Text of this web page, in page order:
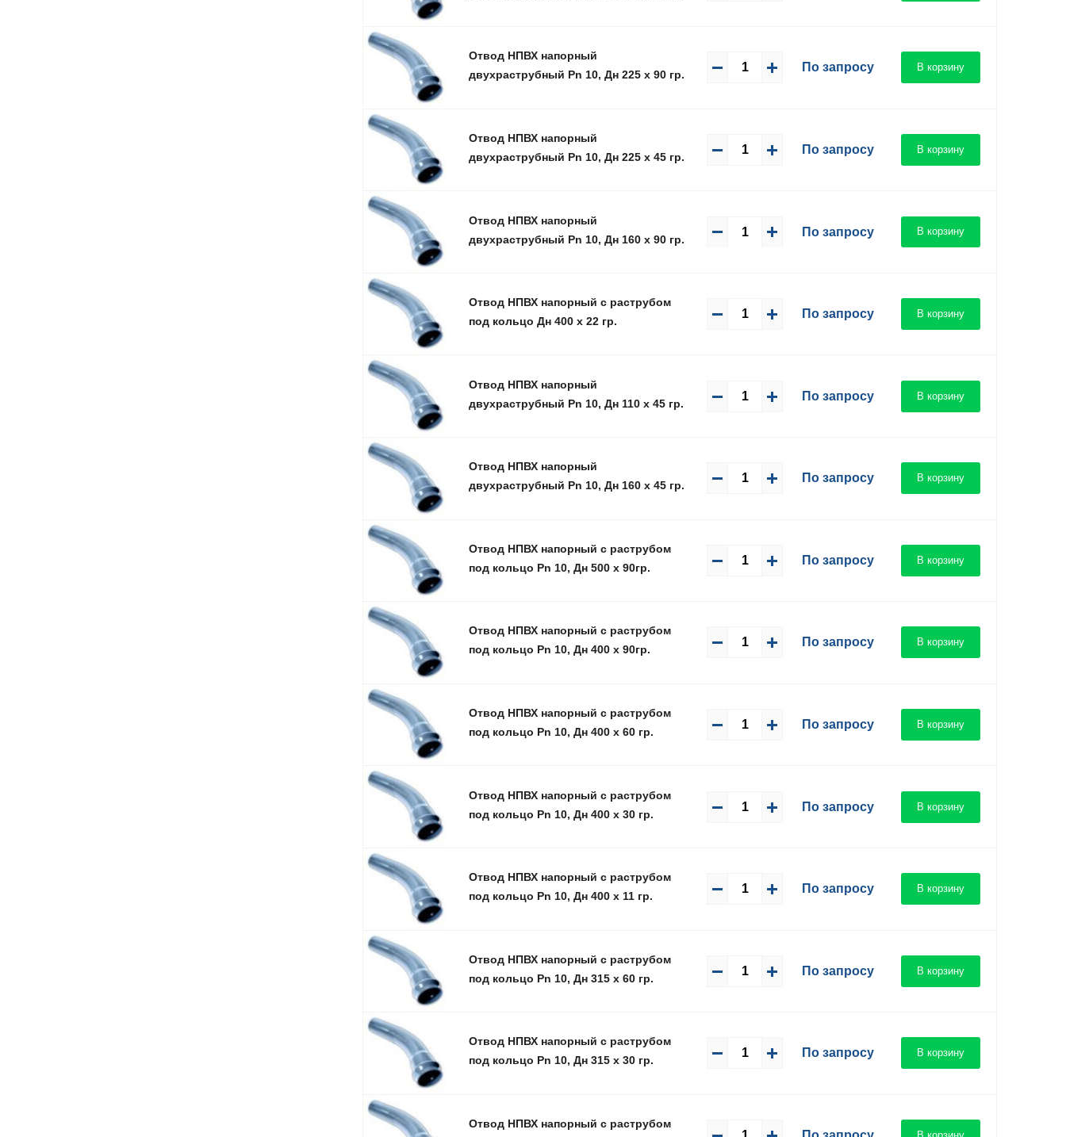
Отвод НПВХ напорный
двухраструбный Pn 10, Дн 225 х 90 гр.
По запросу В корзину
Отвод НПВХ напорный
двухраструбный Pn 10, Дн 225 х 45 гр.
По запросу В корзину
Отвод НПВХ напорный
двухраструбный Pn 10, Дн 160 х 90 гр.
По запросу В корзину
Отвод НПВХ напорный с раструбом
под кольцо Дн 400 х 22 гр.
По запросу В корзину
Отвод НПВХ напорный
двухраструбный Pn 10, Дн 110 х 45 гр.
По запросу В корзину
Отвод НПВХ напорный
двухраструбный Pn 10, Дн 160 х 45 гр.
По запросу В корзину
Отвод НПВХ напорный с раструбом
под кольцо Pn 10, Дн 500 х 90гр.
По запросу В корзину
Отвод НПВХ напорный с раструбом
под кольцо Pn 10, Дн 400 х 90гр.
По запросу В корзину
Отвод НПВХ напорный с раструбом
под кольцо Pn 10, Дн 400 х 60 гр.
По запросу В корзину
Отвод НПВХ напорный с раструбом
под кольцо Pn 10, Дн 400 х 30 гр.
По запросу В корзину
Отвод НПВХ напорный с раструбом
под кольцо Pn 10, Дн 400 х 11 гр.
По запросу В корзину
Отвод НПВХ напорный с раструбом
под кольцо Pn 10, Дн 315 х 60 гр.
По запросу В корзину
Отвод НПВХ напорный с раструбом
под кольцо Pn 10, Дн 315 х 30 гр.
По запросу В корзину
Отвод НПВХ напорный с раструбом